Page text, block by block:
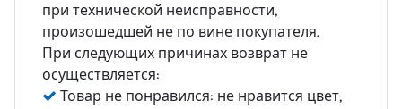
при технической неисправности,
произошедшей не по вине покупателя.
При следующих причинах возврат не
осуществляется:
Товар не понравился: не нравится цвет,